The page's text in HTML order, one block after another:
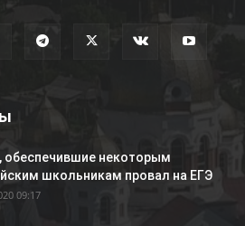
обеспечившие некоторым
школьникам провал на ЕГЭ
09:17